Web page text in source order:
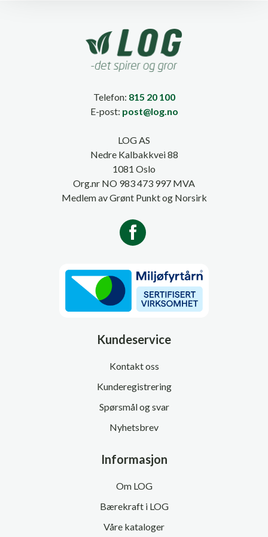
Telefon: 815 20 100
E-post: post@log.no
LOG AS
Nedre Kalbakkvei 88
1081 Oslo
Org.nr NO 983 473 997 MVA
Medlem av Grønt Punkt og Norsirk
Kundeservice
Kontakt oss
Kunderegistrering
Spørsmål og svar
Nyhetsbrev
Informasjon
Om LOG
Bærekraft i LOG
Våre kataloger